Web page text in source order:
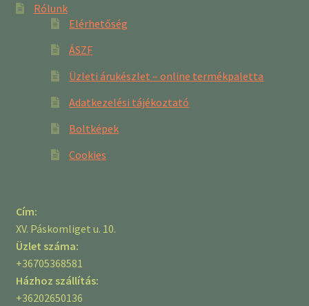
Rólunk
Elérhetőség
ÁSZF
Üzleti árukészlet – online termékpaletta
Adatkezelési tájékoztató
Boltképek
Cookies
Cím:
XV. Páskomliget u. 10.
Üzlet száma:
+36705368581
Házhoz szállítás:
+36202650136